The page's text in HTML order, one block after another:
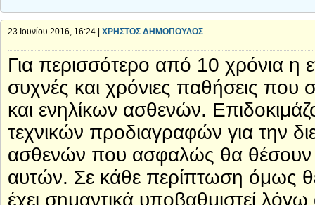
23 Ιουνίου 2016, 16:24 | ΧΡΗΣΤΟΣ ΔΗΜΟΠΟΥΛΟΣ
Για περισσότερο από 10 χρόνια η
συχνές και χρόνιες παθήσεις που
και ενηλίκων ασθενών.
τεχνικών προδιαγραφών για την
ασθενών που ασφαλώς θα θέσουν
αυτών. Σε κάθε περίπτωση όμως
έχει σημαντικά υποβαθμιστεί